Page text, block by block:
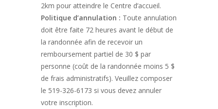
2km pour atteindre le Centre d’accueil.
Politique d’annulation : Toute annulation
doit être faite 72 heures avant le début de
la randonnée afin de recevoir un
remboursement partiel de 30 $ par
personne (coût de la randonnée moins 5 $
de frais administratifs). Veuillez composer
le 519-326-6173 si vous devez annuler
votre inscription.